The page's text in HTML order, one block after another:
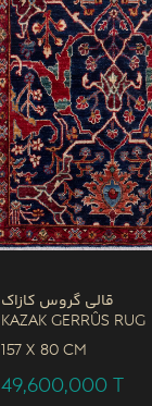
قالی گروس کازاک
Kazak Gerrûs Rug
157 x 80 CM
49,600,000 T